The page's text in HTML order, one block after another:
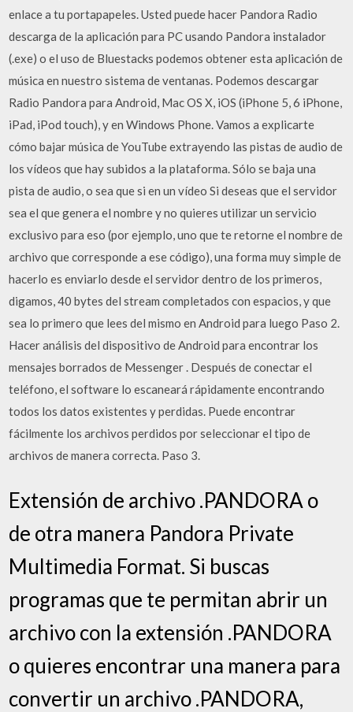
enlace a tu portapapeles. Usted puede hacer Pandora Radio
descarga de la aplicación para PC usando Pandora instalador
(.exe) o el uso de Bluestacks podemos obtener esta aplicación de
música en nuestro sistema de ventanas. Podemos descargar
Radio Pandora para Android, Mac OS X, iOS (iPhone 5, 6 iPhone,
iPad, iPod touch), y en Windows Phone. Vamos a explicarte
cómo bajar música de YouTube extrayendo las pistas de audio de
los vídeos que hay subidos a la plataforma. Sólo se baja una
pista de audio, o sea que si en un vídeo Si deseas que el servidor
sea el que genera el nombre y no quieres utilizar un servicio
exclusivo para eso (por ejemplo, uno que te retorne el nombre de
archivo que corresponde a ese código), una forma muy simple de
hacerlo es enviarlo desde el servidor dentro de los primeros,
digamos, 40 bytes del stream completados con espacios, y que
sea lo primero que lees del mismo en Android para luego Paso 2.
Hacer análisis del dispositivo de Android para encontrar los
mensajes borrados de Messenger . Después de conectar el
teléfono, el software lo escaneará rápidamente encontrando
todos los datos existentes y perdidas. Puede encontrar
fácilmente los archivos perdidos por seleccionar el tipo de
archivos de manera correcta. Paso 3.
Extensión de archivo .PANDORA o
de otra manera Pandora Private
Multimedia Format. Si buscas
programas que te permitan abrir un
archivo con la extensión .PANDORA
o quieres encontrar una manera para
convertir un archivo .PANDORA,